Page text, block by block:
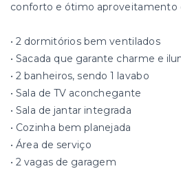
conforto e ótimo aproveitamento
• 2 dormitórios bem ventilados
• Sacada que garante charme e
• 2 banheiros, sendo 1 lavabo
• Sala de TV aconchegante
• Sala de jantar integrada
• Cozinha bem planejada
• Área de serviço
• 2 vagas de garagem